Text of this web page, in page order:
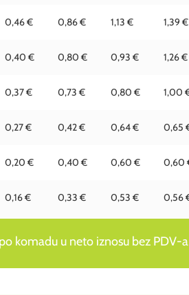
0,46 € 0,86 € 1,13 € 1,39 €
0,40 € 0,80 € 0,93 € 1,26 €
0,37 € 0,73 € 0,80 € 1,00
0,27 € 0,42 € 0,64 € 0,65
0,20 € 0,40 € 0,60 € 0,60
0,16 € 0,33 € 0,53 € 0,56
komadu u neto iznosu bez PDV-